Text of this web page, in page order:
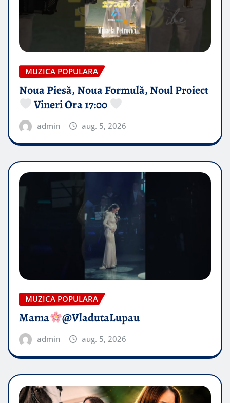
MUZICA POPULARA
Noua Piesă, Noua Formulă, Noul Proiect
Vineri Ora 17:00
admin aug. 5, 2026
MUZICA POPULARA
Mama @VladutaLupau
admin aug. 5, 2026